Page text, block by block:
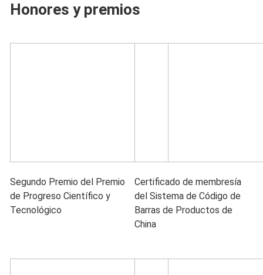
Honores y premios
Segundo Premio del Premio
de Progreso Científico y
Tecnológico
Certificado de membresía
del Sistema de Código de
Barras de Productos de
China